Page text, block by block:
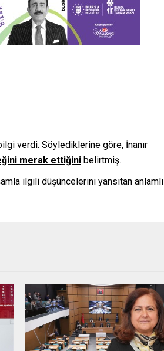
verdi. Söylediklerine göre, İnanır
merak ettiğini belirtmiş.
ilgili düşüncelerini yansıtan anlamlı